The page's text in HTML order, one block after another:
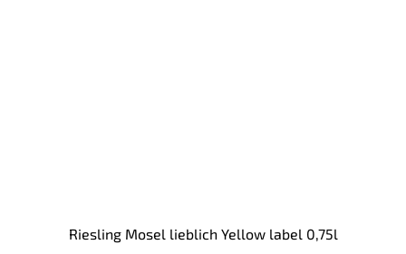
Riesling Mosel lieblich Yellow label 0,75l